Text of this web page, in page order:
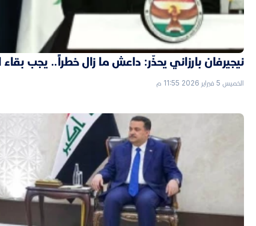
نيجيرفان بارزاني يحذّر: داعش ما زال خطراً.. يجب بقاء
الخميس 5 فبراير 2026 11:55 م